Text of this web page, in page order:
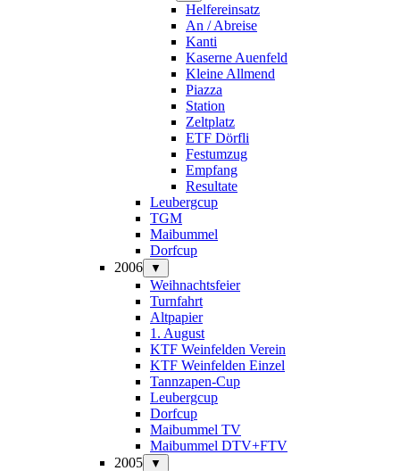
Helfereinsatz
An / Abreise
Kanti
Kaserne Auenfeld
Kleine Allmend
Piazza
Station
Zeltplatz
ETF Dörfli
Festumzug
Empfang
Resultate
Leubergcup
TGM
Maibummel
Dorfcup
2006
▼
Weihnachtsfeier
Turnfahrt
Altpapier
1. August
KTF Weinfelden Verein
KTF Weinfelden Einzel
Tannzapen-Cup
Leubergcup
Dorfcup
Maibummel TV
Maibummel DTV+FTV
2005
▼